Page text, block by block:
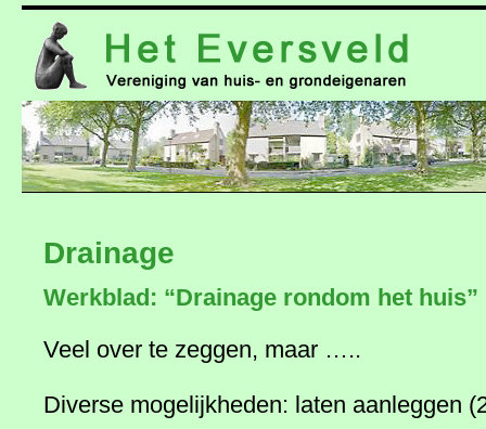
inhoud
Drainage
Werkblad: “Drainage rondom het huis”
Veel over te zeggen, maar …..
Diverse mogelijkheden: laten aanleggen